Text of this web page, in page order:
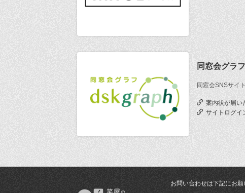
同窓会グラフ
同窓会SNSサイト
案内状が届い
サイトログイ
お問い合わせは下記にお